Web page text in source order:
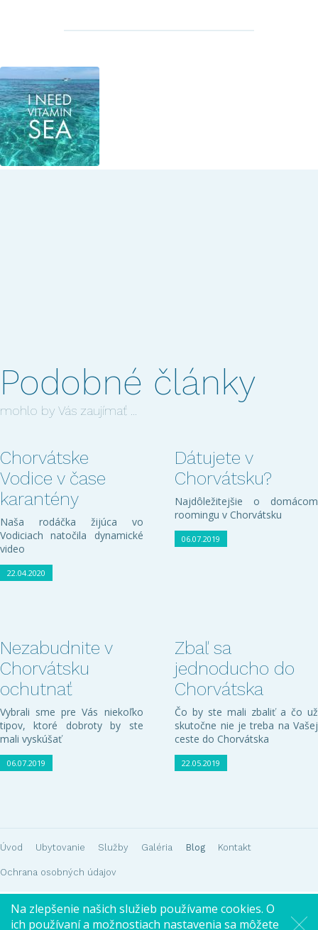
Na zlepšenie našich služieb používame cookies. O
ich používaní a možnostiach nastavenia sa môžete
Podobné články
mohlo by Vás zaujímať ...
Chorvátske
Vodice v čase
karantény
Naša rodáčka žijúca vo
Vodiciach natočila dynamické
video
22.04.2020
Dátujete v
Chorvátsku?
Najdôležitejšie o domácom
roomingu v Chorvátsku
06.07.2019
Nezabudnite v
Chorvátsku
ochutnať
Vybrali sme pre Vás niekoľko
tipov, ktoré dobroty by ste
mali vyskúšať
06.07.2019
Zbaľ sa
jednoducho do
Chorvátska
Čo by ste mali zbaliť a čo už
skutočne nie je treba na Vašej
ceste do Chorvátska
22.05.2019
Úvod Ubytovanie Služby Galéria Blog Kontakt
Ochrana osobných údajov
Všetky práva vyhradené